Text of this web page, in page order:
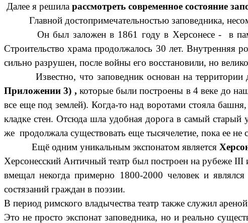
Далее я решиларассмотреть современное состояние
Главной достопримечательностью заповедника,
Он был заложен в 1861 году в Херсонесе - в память
Строительство храма продолжалось 30 лет. Внутренняя
сильно разрушен, после войны его восстановили, но
Известно, что заповедник основан на территории
Приложении 3) , которые были построены в 4 веке до
все еще под землей). Когда-то над воротами стояла
кладке стен. Отсюда шла удобная дорога в самый
же продолжала существовать еще тысячелетие, пока ее не
Ещё одним уникальным экспонатом является
Херсонесский Античный театр был построен на рубеже III
вмещал некогда примерно 1800-2000 человек и
состязаний граждан в поэзии.
В период римского владычества театр также служил
Это не просто экспонат заповедника, но и реально